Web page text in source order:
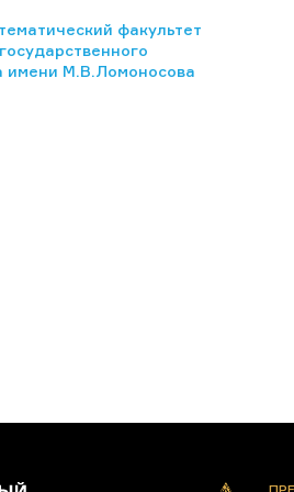
факультет
имени М.В.Ломоносова